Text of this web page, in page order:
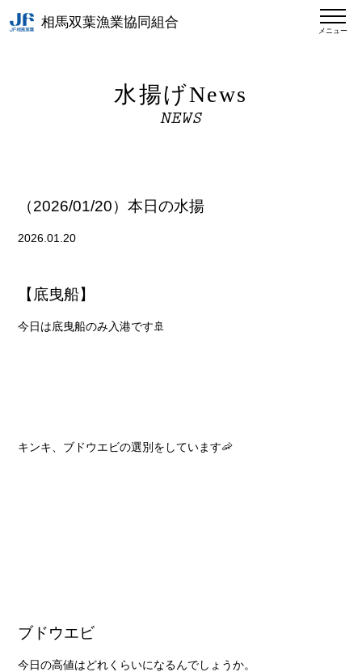
相馬双葉漁業協同組合
メニュー
水揚げNews
NEWS
（2026/01/20）本日の水揚
2026.01.20
【底曳船】
今日は底曳船のみ入港です🚢
キンキ、ブドウエビの選別をしています🦐
ブドウエビ
今日の高値はどれくらいになるんでしょうか。